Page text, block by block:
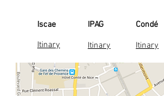
Iscae
Itinary
IPAG
Itinary
Condé
Itinary